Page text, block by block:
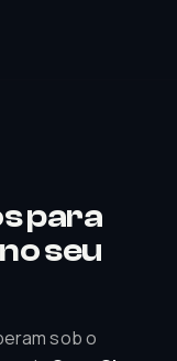
para
seu
sob o